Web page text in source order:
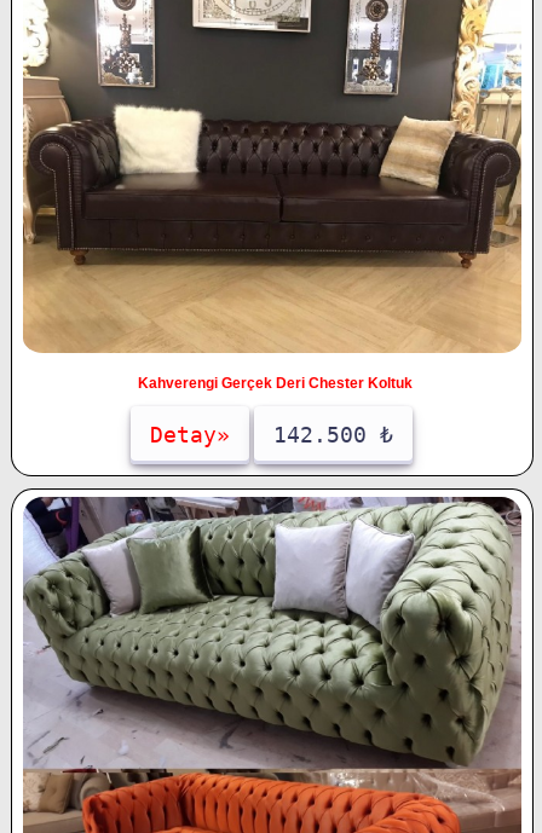
Kahverengi Gerçek Deri Chester Koltuk
Detay» 142.500 ₺